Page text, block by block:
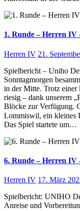
1. Runde – Herren IV
Herren IV 21.
Spielbericht – Uniho
Sonntagmorgen
in der Mitte. Trotz einer
riesig – dank unserem
Blöcke zur Verfügung.
Lommiswil, ein kleines
Das Spiel startete um…
6. Runde – Herren IV
Herren IV 17. März
Spielbericht: UNIHO
Anreise und